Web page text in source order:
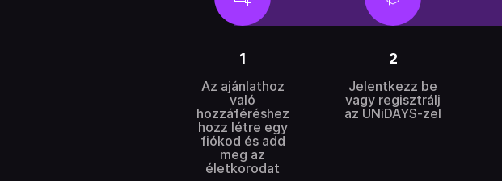
1
Az ajánlathoz
való
hozzáféréshez
hozz létre egy
fiókod és add
meg az
életkorodat
2
Jelentkezz be
vagy regisztrálj
az UNiDAYS-zel